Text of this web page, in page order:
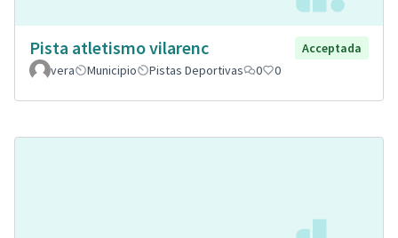
Pista atletismo vilarenc
Acceptada
vera
Municipio Pistas Deportivas 0 0